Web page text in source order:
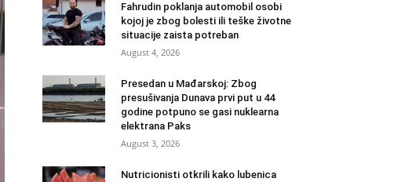
Fahrudin poklanja automobil osobi
kojoj je zbog bolesti ili teške životne
situacije zaista potreban
August 4, 2026
Presedan u Mađarskoj: Zbog
presušivanja Dunava prvi put u 44
godine potpuno se gasi nuklearna
elektrana Paks
August 3, 2026
Nutricionisti otkrili kako lubenica